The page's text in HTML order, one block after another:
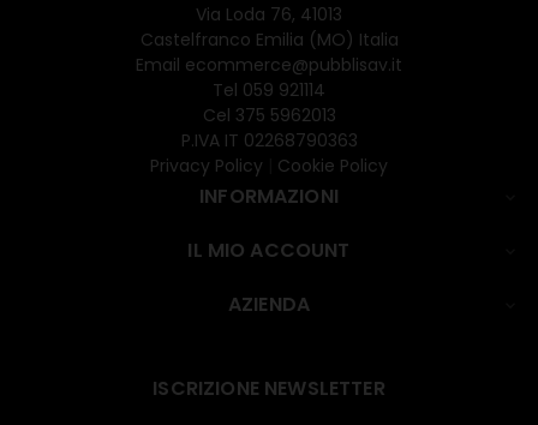
Via Loda 76, 41013
Castelfranco Emilia (MO) Italia
Email ecommerce@pubblisav.it
Tel 059 921114
Cel 375 5962013
P.IVA IT 02268790363
Privacy Policy
Cookie Policy
INFORMAZIONI
IL MIO ACCOUNT
AZIENDA
ISCRIZIONE NEWSLETTER